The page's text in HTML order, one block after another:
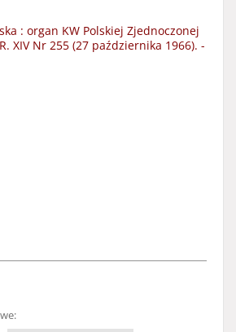
: organ KW Polskiej Zjednoczonej
XIV Nr 255 (27 października 1966). -